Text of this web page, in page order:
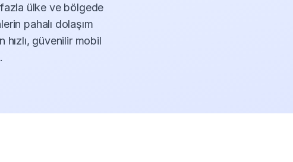
fazla ülke ve bölgede
pahalı dolaşım
hızlı, güvenilir mobil